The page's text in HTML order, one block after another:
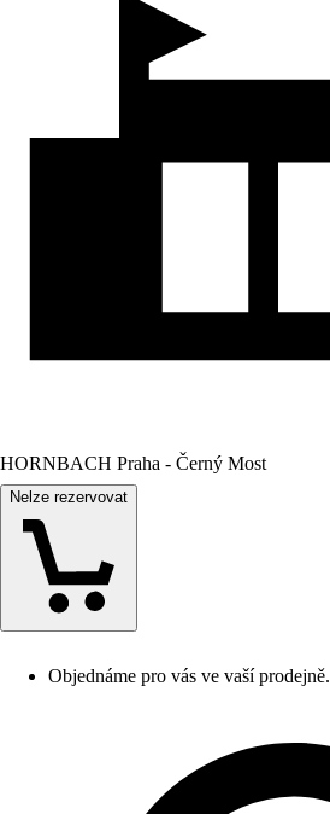
HORNBACH Praha - Černý Most
Nelze rezervovat
Objednáme pro vás ve vaší prodejně.